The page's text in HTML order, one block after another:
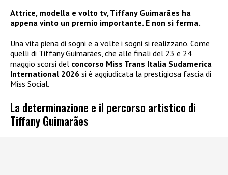
Attrice, modella e volto tv, Tiffany Guimarães ha
appena vinto un premio importante. E non si ferma.
Una vita piena di sogni e a volte i sogni si realizzano. Come
quelli di Tiffany Guimarães, che alle finali del 23 e 24
maggio scorsi del concorso Miss Trans Italia Sudamerica
International 2026 si è aggiudicata la prestigiosa fascia di
Miss Social.
La determinazione e il percorso artistico di
Tiffany Guimarães